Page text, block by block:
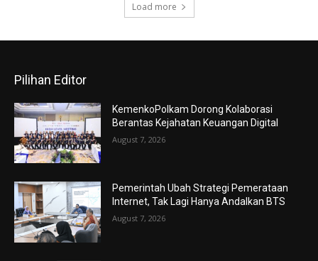
Load more
Pilihan Editor
KemenkoPolkam Dorong Kolaborasi
Berantas Kejahatan Keuangan Digital
August 7, 2026
Pemerintah Ubah Strategi Pemerataan
Internet, Tak Lagi Hanya Andalkan BTS
August 7, 2026